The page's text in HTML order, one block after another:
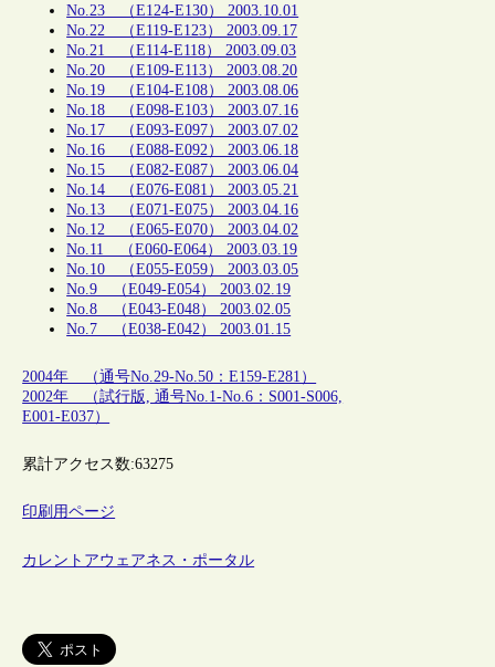
No.23 （E124-E130） 2003.10.01
No.22 （E119-E123） 2003.09.17
No.21 （E114-E118） 2003.09.03
No.20 （E109-E113） 2003.08.20
No.19 （E104-E108） 2003.08.06
No.18 （E098-E103） 2003.07.16
No.17 （E093-E097） 2003.07.02
No.16 （E088-E092） 2003.06.18
No.15 （E082-E087） 2003.06.04
No.14 （E076-E081） 2003.05.21
No.13 （E071-E075） 2003.04.16
No.12 （E065-E070） 2003.04.02
No.11 （E060-E064） 2003.03.19
No.10 （E055-E059） 2003.03.05
No.9 （E049-E054） 2003.02.19
No.8 （E043-E048） 2003.02.05
No.7 （E038-E042） 2003.01.15
2004年 （通号No.29-No.50：E159-E281）
2002年 （試行版, 通号No.1-No.6：S001-S006,
E001-E037）
累計アクセス数:63275
印刷用ページ
カレントアウェアネス・ポータル